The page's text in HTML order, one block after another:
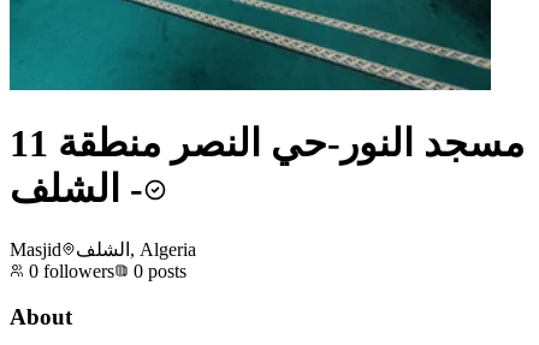
مسجد النور-حي النصر منطقة 11
- الشلف
Masjid
الشلف, Algeria
0 followers 0 posts
About